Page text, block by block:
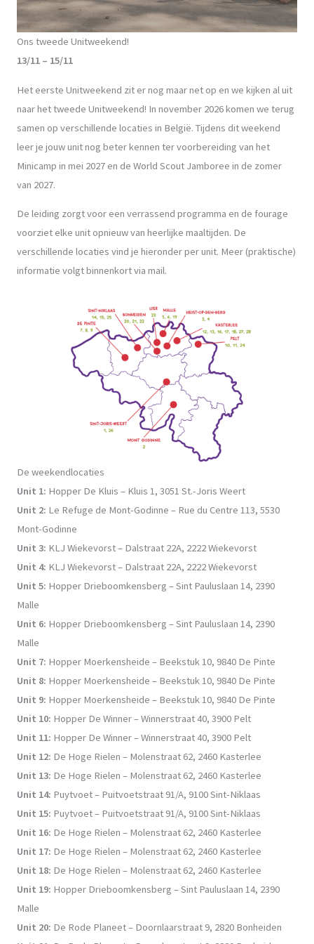
Ons tweede Unitweekend!
13/11 – 15/11
Het eerste Unitweekend zit er nog maar net op en we kijken al uit
naar het tweede Unitweekend! In november 2026 komen we terug
samen op verschillende locaties in België. Tijdens dit weekend
leer je jouw unit nog beter kennen ter voorbereiding van het
Minicamp in mei 2027 en de World Scout Jamboree in de zomer
van 2027.
De leiding zorgt voor een verrassend programma en de fourage
voorziet elke unit opnieuw van heerlijke maaltijden. De
verschillende locaties vind je hieronder per unit. Meer (praktische)
informatie volgt binnenkort via mail.
De weekendlocaties
Unit 1: Hopper De Kluis – Kluis 1, 3051 St.-Joris Weert
Unit 2: Le Refuge de Mont-Godinne – Rue du Centre 113, 5530
Mont-Godinne
Unit 3: KLJ Wiekevorst – Dalstraat 22A, 2222 Wiekevorst
Unit 4: KLJ Wiekevorst – Dalstraat 22A, 2222 Wiekevorst
Unit 5: Hopper Drieboomkensberg – Sint Pauluslaan 14, 2390
Malle
Unit 6: Hopper Drieboomkensberg – Sint Pauluslaan 14, 2390
Malle
Unit 7: Hopper Moerkensheide – Beekstuk 10, 9840 De Pinte
Unit 8: Hopper Moerkensheide – Beekstuk 10, 9840 De Pinte
Unit 9: Hopper Moerkensheide – Beekstuk 10, 9840 De Pinte
Unit 10: Hopper De Winner – Winnerstraat 40, 3900 Pelt
Unit 11: Hopper De Winner – Winnerstraat 40, 3900 Pelt
Unit 12: De Hoge Rielen – Molenstraat 62, 2460 Kasterlee
Unit 13: De Hoge Rielen – Molenstraat 62, 2460 Kasterlee
Unit 14: Puytvoet – Puitvoetstraat 91/A, 9100 Sint-Niklaas
Unit 15: Puytvoet – Puitvoetstraat 91/A, 9100 Sint-Niklaas
Unit 16: De Hoge Rielen – Molenstraat 62, 2460 Kasterlee
Unit 17: De Hoge Rielen – Molenstraat 62, 2460 Kasterlee
Unit 18: De Hoge Rielen – Molenstraat 62, 2460 Kasterlee
Unit 19: Hopper Drieboomkensberg – Sint Pauluslaan 14, 2390
Malle
Unit 20: De Rode Planeet – Doornlaarstraat 9, 2820 Bonheiden